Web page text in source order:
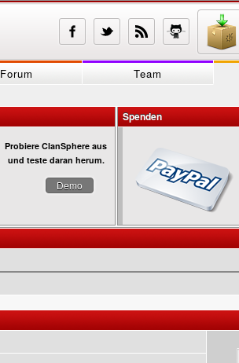
Forum Team
Probiere ClanSphere aus
und teste daran herum.
Demo
Spenden